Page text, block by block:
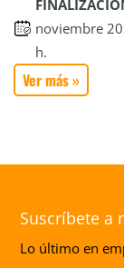
noviembre
h.
Ver más »
Suscríbete a
Lo último en